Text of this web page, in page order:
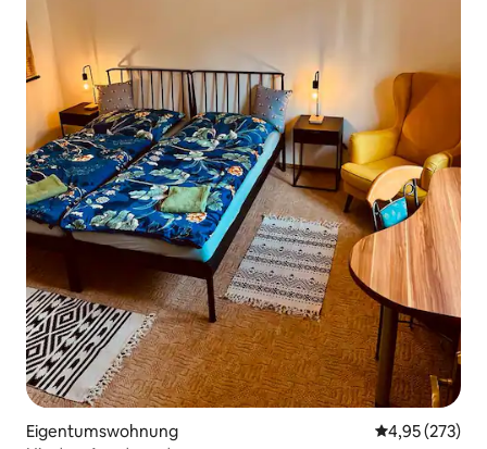
Eigentumswohnung
4,95 (273)